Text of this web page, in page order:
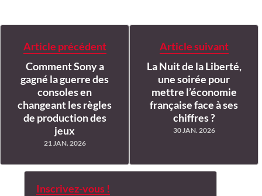
Article précédent
Comment Sony a
gagné la guerre des
consoles en
changeant les règles
de production des
jeux
21 JAN. 2026
Article suivant
La Nuit de la Liberté,
une soirée pour
mettre l’économie
française face à ses
chiffres ?
30 JAN. 2026
Inscrivez-vous !